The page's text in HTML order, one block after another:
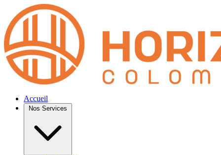
Accueil
Nos Services